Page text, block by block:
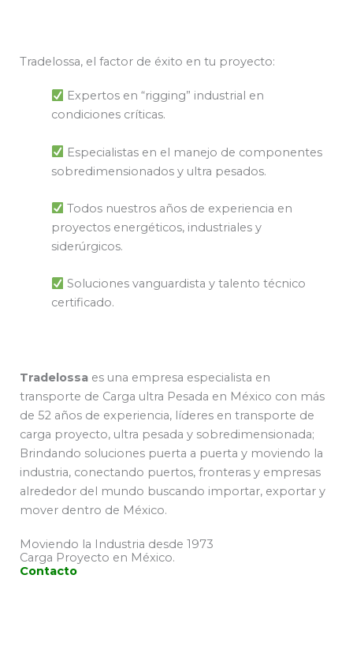
Tradelossa, el factor de éxito en tu proyecto:
Expertos en “rigging” industrial en
condiciones críticas.
Especialistas en el manejo de componentes
sobredimensionados y ultra pesados.
Todos nuestros años de experiencia en
proyectos energéticos, industriales y
siderúrgicos.
Soluciones vanguardista y talento técnico
certificado.
Tradelossaes una empresa especialista en
transporte de Carga ultra Pesada en México con más
de 52 años de experiencia, líderes en transporte de
carga proyecto, ultra pesada y sobredimensionada;
Brindando soluciones puerta a puerta y moviendo la
industria, conectando puertos, fronteras y empresas
alrededor del mundo buscando importar, exportar y
mover dentro de México.
Moviendo la Industria desde 1973
Carga Proyecto en México.
Contacto